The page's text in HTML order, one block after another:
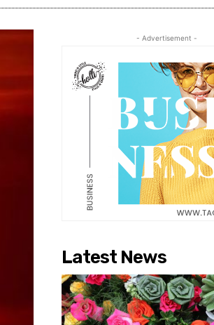
- Advertisement -
Latest News